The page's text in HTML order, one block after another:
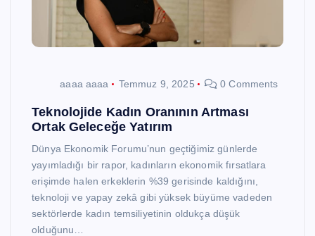
aaaa aaaa Temmuz 9, 2025 0 Comments
Teknolojide Kadın Oranının Artması
Ortak Geleceğe Yatırım
Dünya Ekonomik Forumu’nun geçtiğimiz günlerde
yayımladığı bir rapor, kadınların ekonomik fırsatlara
erişimde halen erkeklerin %39 gerisinde kaldığını,
teknoloji ve yapay zekâ gibi yüksek büyüme vadeden
sektörlerde kadın temsiliyetinin oldukça düşük
olduğunu…